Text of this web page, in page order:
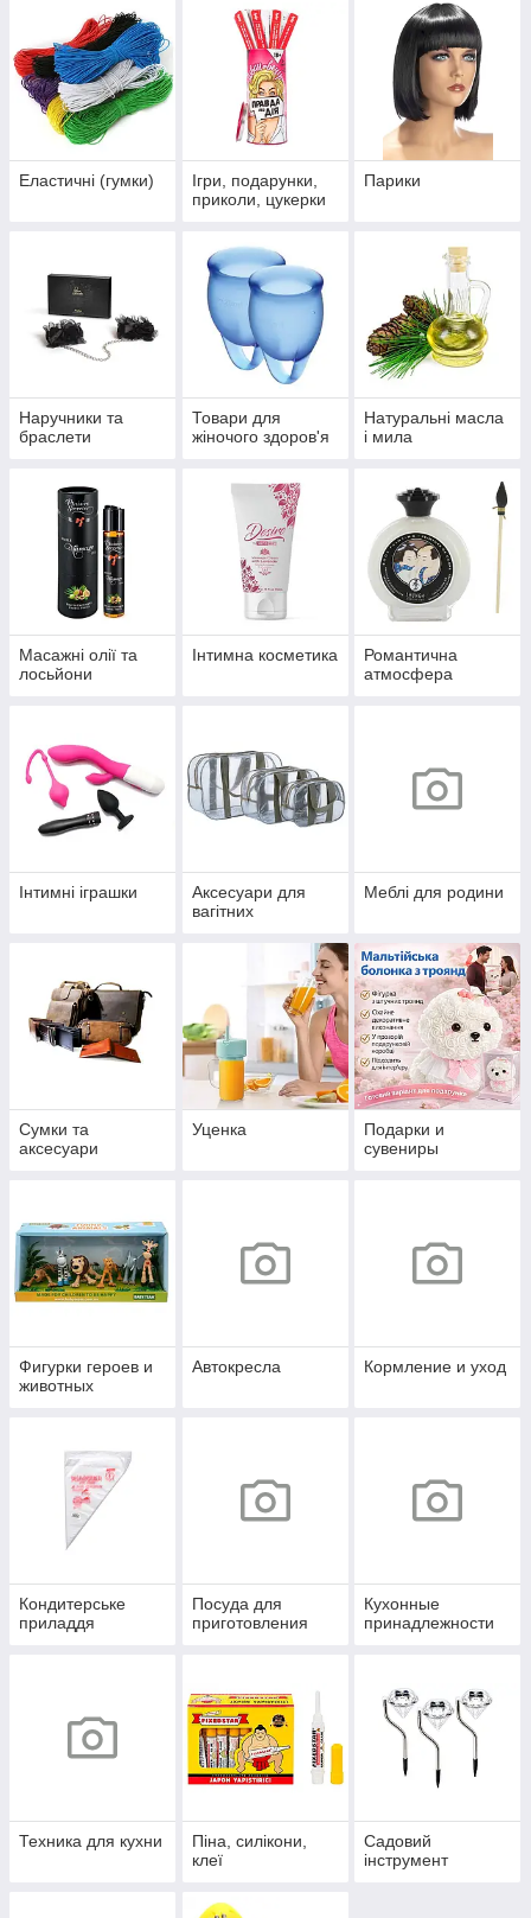
Еластичні (гумки)
Ігри, подарунки,
приколи, цукерки
Парики
Наручники та
браслети
Товари для
жіночого здоров'я
Натуральні масла
і мила
Масажні олії та
лосьйони
Інтимна косметика
Романтична
атмосфера
Інтимні іграшки
Аксесуари для
вагітних
Меблі для родини
Сумки та
аксесуари
Уценка
Подарки и
сувениры
Фигурки героев и
животных
Автокресла Кормление и уход
Кондитерське
приладдя
Посуда для
приготовления
Кухонные
принадлежности
Техника для кухни
Піна, силікони,
клеї
Садовий
інструмент